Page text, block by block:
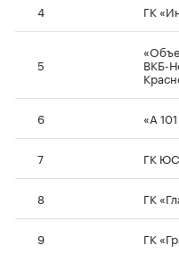
4 ГК
5 ВКБ-
6 «А
7 ГК
8 ГК
9 ГК